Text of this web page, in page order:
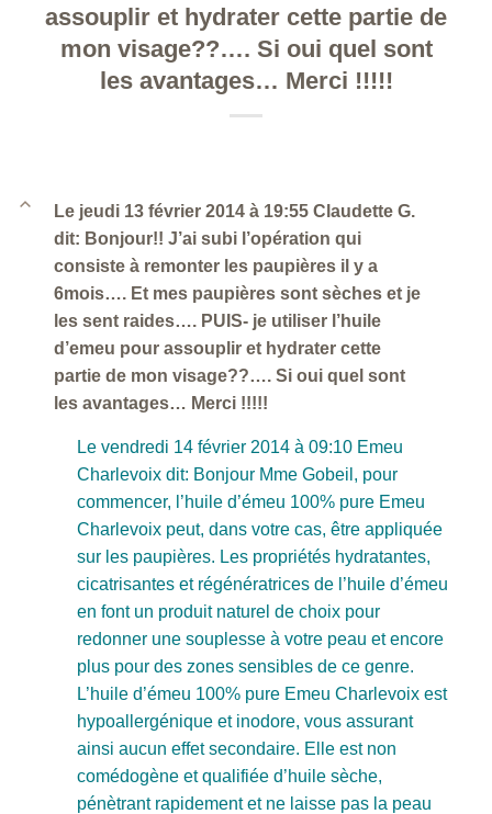
assouplir et hydrater cette partie de
mon visage??…. Si oui quel sont
les avantages… Merci !!!!!
B
Le jeudi 13 février 2014 à 19:55 Claudette G.
dit: Bonjour!! J’ai subi l’opération qui
consiste à remonter les paupières il y a
6mois…. Et mes paupières sont sèches et je
les sent raides…. PUIS- je utiliser l’huile
d’emeu pour assouplir et hydrater cette
partie de mon visage??…. Si oui quel sont
les avantages… Merci !!!!!
Le vendredi 14 février 2014 à 09:10 Emeu
Charlevoix dit: Bonjour Mme Gobeil, pour
commencer, l’huile d’émeu 100% pure Emeu
Charlevoix peut, dans votre cas, être appliquée
sur les paupières. Les propriétés hydratantes,
cicatrisantes et régénératrices de l’huile d’émeu
en font un produit naturel de choix pour
redonner une souplesse à votre peau et encore
plus pour des zones sensibles de ce genre.
L’huile d’émeu 100% pure Emeu Charlevoix est
hypoallergénique et inodore, vous assurant
ainsi aucun effet secondaire. Elle est non
comédogène et qualifiée d’huile sèche,
pénètrant rapidement et ne laisse pas la peau